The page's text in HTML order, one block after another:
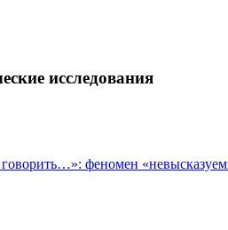
исследования
феномен